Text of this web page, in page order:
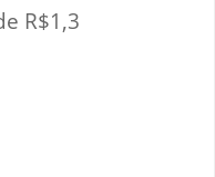
R$1,3